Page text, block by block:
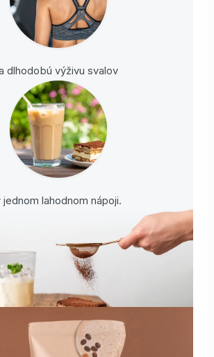
dlhodobú výživu svalov
jednom lahodnom nápoji.